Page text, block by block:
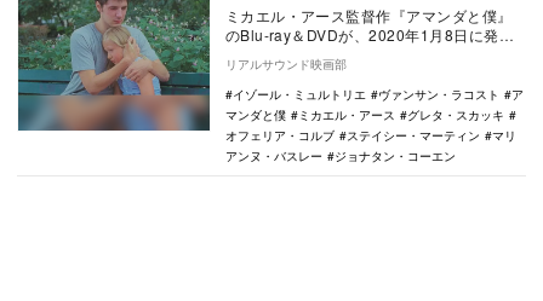
ミカエル・アース監督作『アマンダと僕』
のBlu-ray＆DVDが、2020年1月8日に発売
リアルサウンド映画部
イゾール・ミュルトリエ
ヴァンサン・ラコスト
ア
マンダと僕
ミカエル・アース
グレタ・スカッキ
オフェリア・コルブ
ステイシー・マーティン
マリ
アンヌ・バスレー
ジョナタン・コーエン